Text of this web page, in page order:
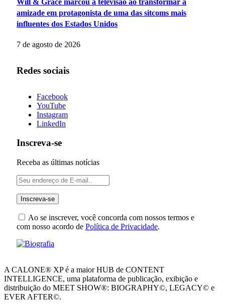
Will & Grace marcou a televisão ao transformar a
amizade em protagonista de uma das sitcoms mais
influentes dos Estados Unidos
7 de agosto de 2026
Redes sociais
Facebook
YouTube
Instagram
LinkedIn
Inscreva-se
Receba as últimas notícias
Ao se inscrever, você concorda com nossos termos e
com nosso acordo de Política de Privacidade.
A CALONE® XP é a maior HUB de CONTENT
INTELLIGENCE, uma plataforma de publicação, exibição e
distribuição do MEET SHOW®: BIOGRAPHY©, LEGACY© e
EVER AFTER©.